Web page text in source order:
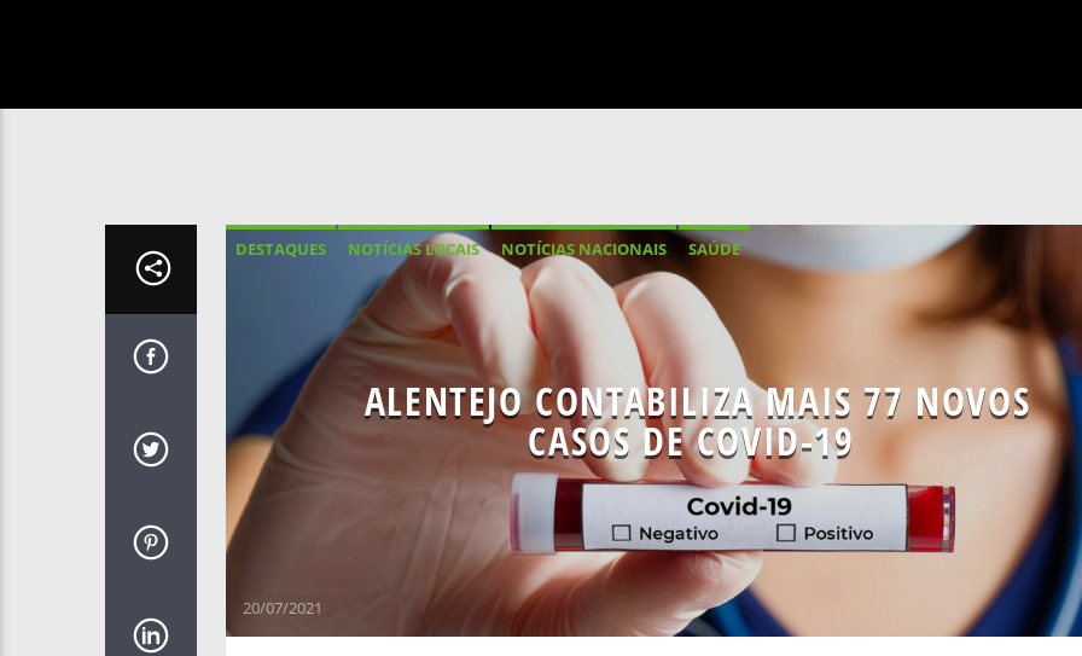
DESTAQUES NOTÍCIAS LOCAIS NOTÍCIAS NACIONAIS SAÚDE
ALENTEJO CONTABILIZA MAIS 77 NOVOS
CASOS DE COVID-19
20/07/2021